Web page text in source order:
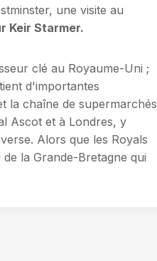
une visite au
Keir Starmer.
clé au Royaume-Uni ;
d'importantes
la chaîne de supermarchés
Ascot et à Londres, y
Alors que les Royals
la Grande-Bretagne qui